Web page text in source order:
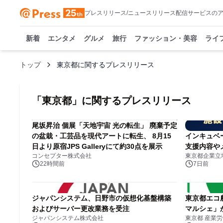
プレスリリース/ニュースリリース配信サービスの
新着 エンタメ グルメ 旅行 ファッション・美容 ライ
トップ 東京都に関するプレスリリース
「 東京都」に関するプレスリリース
尾坂昇治 個展「天地宇宙 光の転生」 廃棄予定
の盆栽・工芸品を現代アートに転生、 8月15
日より原宿JPS Galleryにて約30点を展示
コンセプター株式会社
22時間前
インキュベ
支援内容や
東京都企業立
7日前
ジャパンシステム、日野市の仮想化基盤構築
およびサーバー更改業務を受注
ジャパンシステム株式会社
東京都エコ
マルシェ」
東京都 産業